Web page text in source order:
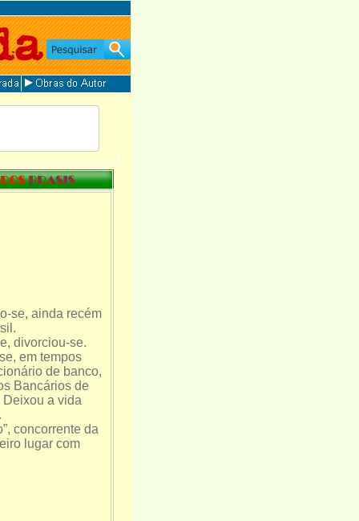
se, ainda recém
divorciou-se.
em tempos
de banco,
Bancários de
Deixou a vida
concorrente da
lugar com